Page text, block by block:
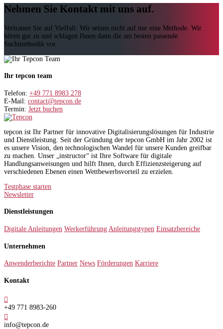
Nehmen Sie Kontakt mit uns auf.
Vertrauen Sie auf Vielfalt: Wir setzen nicht auf nur eine Methode. Wir
hören gut zu und schlagen Ihnen dann die am besten passende
Suchmethodik vor.
Ihr tepcon team
Telefon: +49 771 8983 278
E-Mail: contact@tepcon.de
Termin: Jetzt buchen
tepcon ist Ihr Partner für innovative Digitalisierungslösungen für Industrie
und Dienstleistung. Seit der Gründung der tepcon GmbH im Jahr 2002 ist
es unsere Vision, den technologischen Wandel für unsere Kunden greifbar
zu machen. Unser „instructor“ ist Ihre Software für digitale
Handlungsanweisungen und hilft Ihnen, durch Effizienzsteigerung auf
verschiedenen Ebenen einen Wettbewerbsvorteil zu erzielen.
Testphase starten
Newsletter
Dienstleistungen
Digitale Anleitungen Werkerführung Anleitungstypen Einsatzbereiche
Unternehmen
Anwenderberichte Partner News Förderungen Karriere
Kontakt

+49 771 8983-260

info@tepcon.de